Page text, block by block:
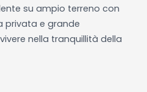
su ampio terreno con
privata e grande
nella tranquillità della